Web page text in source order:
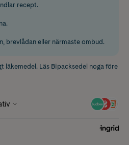
recept.
brevlådan eller närmaste ombud.
läkemedel. Läs Bipacksedel noga före